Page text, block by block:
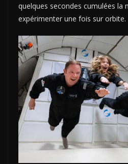
quelques secondes cumulées la
expérimenter une fois sur orbite.